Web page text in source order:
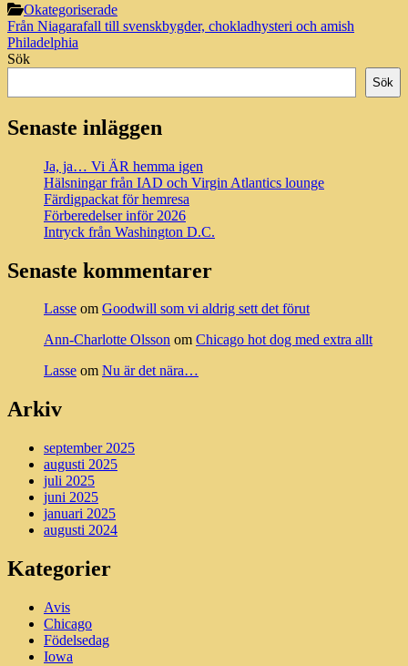
Okategoriserade
Inläggsnavigering
Från Niagarafall till svenskbygder, chokladhysteri och amish
Philadelphia
Sök
Sök
Senaste inläggen
Ja, ja… Vi ÄR hemma igen
Hälsningar från IAD och Virgin Atlantics lounge
Färdigpackat för hemresa
Förberedelser inför 2026
Intryck från Washington D.C.
Senaste kommentarer
Lasse om Goodwill som vi aldrig sett det förut
Ann-Charlotte Olsson om Chicago hot dog med extra allt
Lasse om Nu är det nära…
Arkiv
september 2025
augusti 2025
juli 2025
juni 2025
januari 2025
augusti 2024
Kategorier
Avis
Chicago
Födelsedag
Iowa